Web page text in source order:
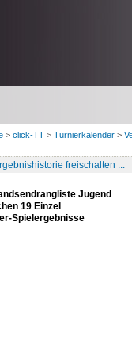
> click-TT > Turnierkalender >
freischalten ...
Jugend
19 Einzel
Spielergebnisse